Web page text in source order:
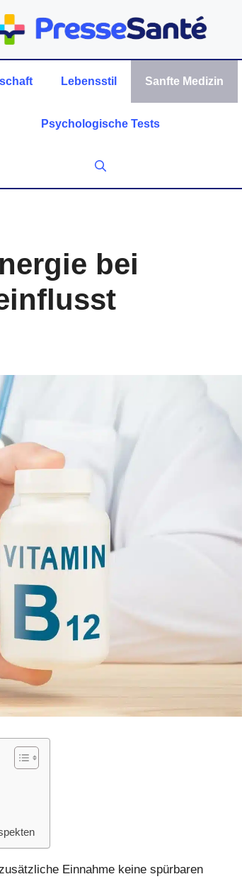
Lebensstil Sanfte Medizin
Psychologische Tests
bei
Einnahme keine spürbaren